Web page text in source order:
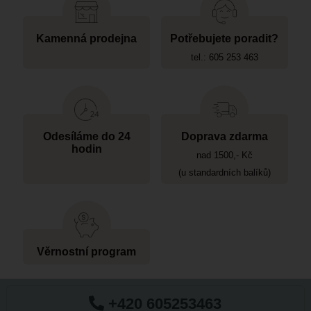
Kamenná prodejna Potřebujete poradit?
tel.: 605 253 463
Odesíláme do 24
hodin
Doprava zdarma
nad 1500,- Kč
(u standardních balíků)
Věrnostní program
+420 605253463